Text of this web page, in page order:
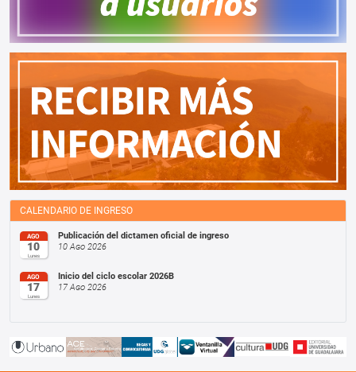
CALENDARIO DE INGRESO
AGO
10
Lunes
Publicación del dictamen oficial de ingreso
10 Ago 2026
AGO
17
Lunes
Inicio del ciclo escolar 2026B
17 Ago 2026